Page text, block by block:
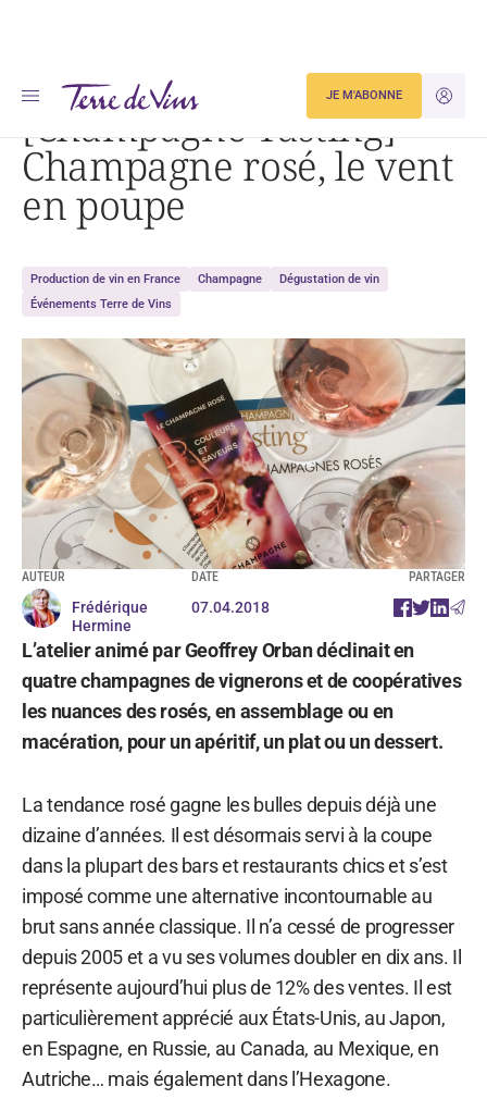
JE
JE M'ABONNE
Accueil [Champagne Tasting] Champagne rosé, le vent en poupe
[Champagne Tasting]
Champagne rosé, le vent
en poupe
Production de vin en France Champagne
Dégustation de vin
Événements Terre de Vins
AUTEUR
Frédérique
Hermine
DATE
07.04.2018
PARTAGER
L’atelier animé par Geoffrey Orban déclinait en
quatre champagnes de vignerons et de coopératives
les nuances des rosés, en assemblage ou en
macération, pour un apéritif, un plat ou un dessert.
La tendance rosé gagne les bulles depuis déjà une
dizaine d’années. Il est désormais servi à la coupe
dans la plupart des bars et restaurants chics et s’est
imposé comme une alternative incontournable au
brut sans année classique. Il n’a cessé de progresser
depuis 2005 et a vu ses volumes doubler en dix ans. Il
représente aujourd’hui plus de 12% des ventes. Il est
particulièrement apprécié aux États-Unis, au Japon,
en Espagne, en Russie, au Canada, au Mexique, en
Autriche… mais également dans l’Hexagone.